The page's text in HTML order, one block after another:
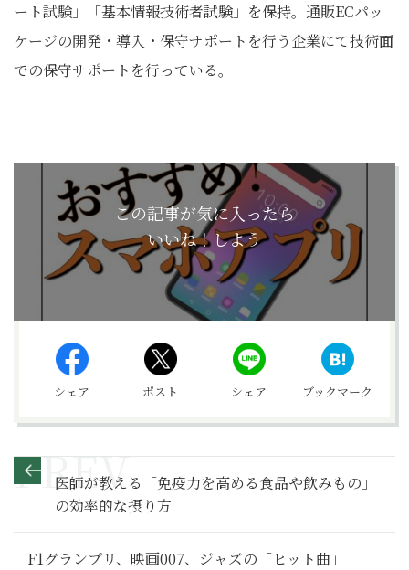
ート試験」「基本情報技術者試験」を保持。通販ECパッ
ケージの開発・導入・保守サポートを行う企業にて技術面
での保守サポートを行っている。
この記事が気に入ったら
いいね！しよう
シェア ポスト シェア ブックマーク
医師が教える「免疫力を高める食品や飲みもの」
の効率的な摂り方
F1グランプリ、映画007、ジャズの「ヒット曲」